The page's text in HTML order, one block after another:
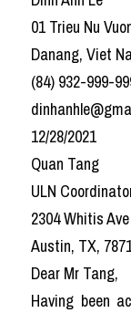
01 Trieu Nu
Danang, Viet
(84) 932-999-
12/28/2021
Quan Tang
ULN
2304 Whitis Ave
Austin, TX,
Dear Mr Tang,
Having been